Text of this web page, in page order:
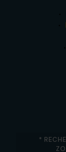
*